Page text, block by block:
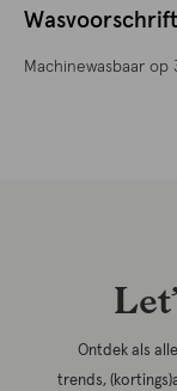
Machinewasbaar op
Ontdek als
trends,